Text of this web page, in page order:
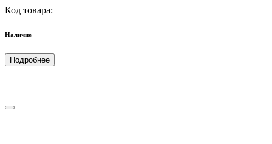
Код товара:
Наличие
Подробнее